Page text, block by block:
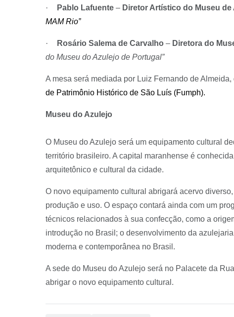
· Pablo Lafuente – Diretor Artístico do Museu
MAM Rio”
· Rosário Salema de Carvalho – Diretora do
do Museu do Azulejo de Portugal”
A mesa será mediada por Luiz Fernando de
de Patrimônio Histórico de São Luís (Fumph).
Museu do Azulejo
O Museu do Azulejo será um equipamento cultural
território brasileiro. A capital maranhense é
arquitetônico e cultural da cidade.
O novo equipamento cultural abrigará acervo
produção e uso. O espaço contará ainda com um
técnicos relacionados à sua confecção, como a
introdução no Brasil; o desenvolvimento da
moderna e contemporânea no Brasil.
A sede do Museu do Azulejo será no Palacete da
abrigar o novo equipamento cultural.